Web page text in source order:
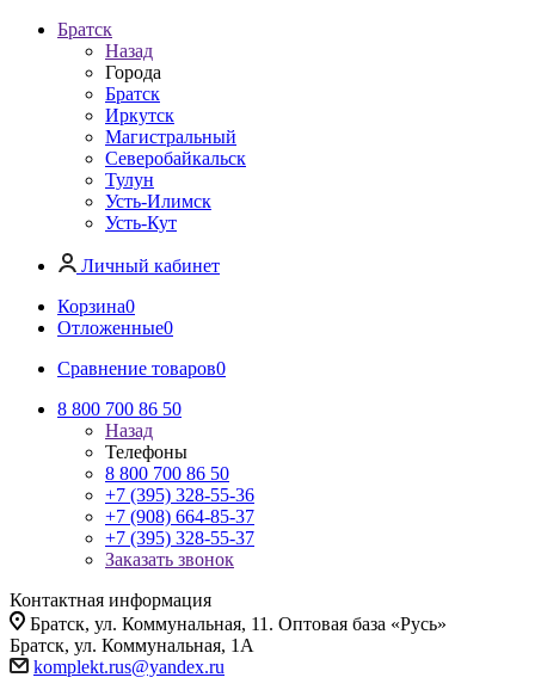
Братск
Назад
Города
Братск
Иркутск
Магистральный
Северобайкальск
Тулун
Усть-Илимск
Усть-Кут
Личный кабинет
Корзина0
Отложенные0
Сравнение товаров0
8 800 700 86 50
Назад
Телефоны
8 800 700 86 50
+7 (395) 328-55-36
+7 (908) 664-85-37
+7 (395) 328-55-37
Заказать звонок
Контактная информация
Братск, ул. Коммунальная, 11. Оптовая база «Русь»
Братск, ул. Коммунальная, 1А
komplekt.rus@yandex.ru